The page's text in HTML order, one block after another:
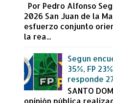
Por Pedro Alfonso
2026 San Juan de la
esfuerzo conjunto
la rea...
Segun
35%, FP
responde
SANTO
opinión pública